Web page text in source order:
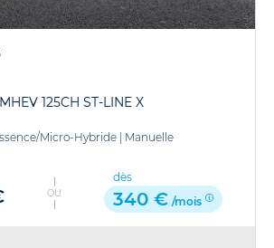
125CH ST-LINE X
Micro-Hybride | Manuelle
OU
dès
340 € /mois